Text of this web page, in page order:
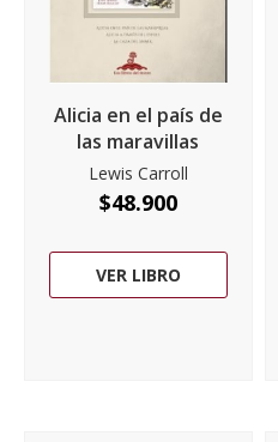
Alicia en el país de
las maravillas
Lewis Carroll
$48.900
VER LIBRO